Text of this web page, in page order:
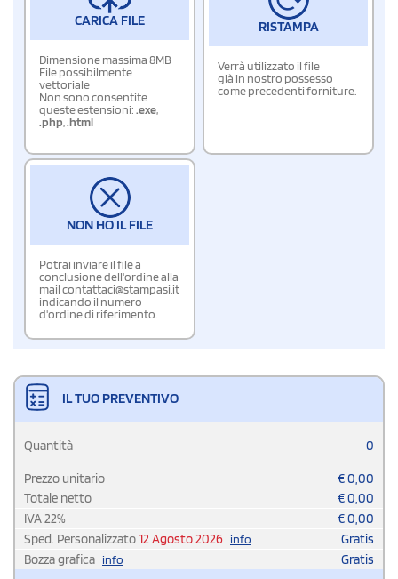
CARICA FILE
Dimensione massima 8MB
File possibilmente
vettoriale
Non sono consentite
queste estensioni:.exe,
.php,.html
RISTAMPA
Verrà utilizzato il file
già in nostro possesso
come precedenti forniture.
NON HO IL FILE
Potrai inviare il file a
conclusione dell'ordine alla
mail contattaci@stampasi.it
indicando il numero
d'ordine di riferimento.
IL TUO PREVENTIVO
Quantità 0
Prezzo unitario €0,00
Totale netto
€0,00
IVA22% €0,00
Sped. Personalizzato12 Agosto 2026 info
Gratis
Bozza grafica info Gratis